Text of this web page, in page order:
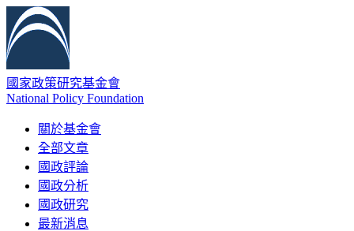
國家政策研究基金會
National Policy Foundation
關於基金會
全部文章
國政評論
國政分析
國政研究
最新消息